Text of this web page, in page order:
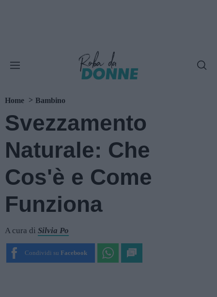
Home Bambino
Svezzamento
Naturale: Che
Cos'è e Come
Funziona
A cura di Silvia Po
Condividi su Facebook